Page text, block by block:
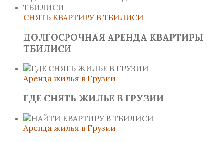
СНЯТЬ КВАРТИРУ В ТБИЛИСИ
ДОЛГОСРОЧНАЯ АРЕНДА КВАРТИРЫ
ТБИЛИСИ
Аренда жилья в Грузии
ГДЕ СНЯТЬ ЖИЛЬЕ В ГРУЗИИ
Аренда жилья в Грузии